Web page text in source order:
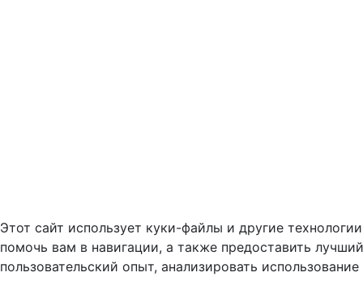
Этот сайт использует куки-файлы и другие
помочь вам в навигации, а также предоставить лучший
пользовательский опыт, анализировать